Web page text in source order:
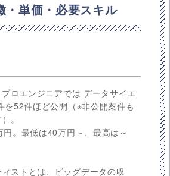
・単価・必要スキル
ロエンジニアでは データサイエ
を52件ほど公開（※非公開案件も
。
。最低は40万円～、最高は～
ストとは、ビッグデータの収